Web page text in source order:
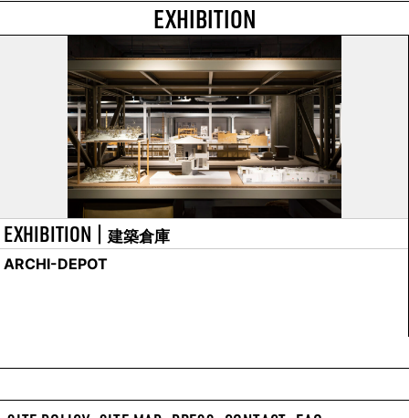
EXHIBITION
EXHIBITION | 建築倉庫
ARCHI-DEPOT